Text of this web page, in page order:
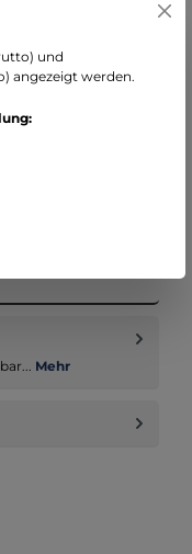
Partner im
nur für Notärzte -
Mehr
und
angezeigt werden.